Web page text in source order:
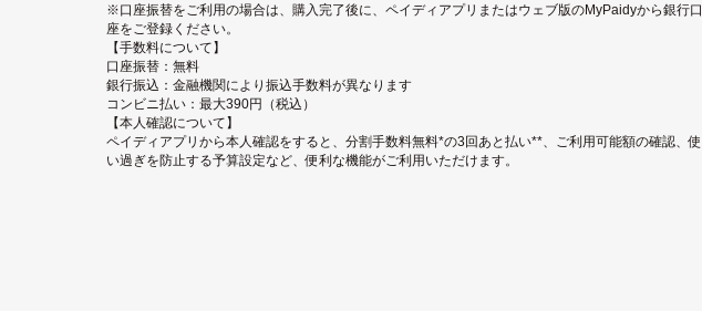
※口座振替をご利用の場合は、購入完了後に、ペイディアプリまたはウェブ版のMyPaidyから銀行口
座をご登録ください。
【手数料について】
口座振替：無料
銀行振込：金融機関により振込手数料が異なります
コンビニ払い：最大390円（税込）
【本人確認について】
ペイディアプリから本人確認をすると、分割手数料無料*の3回あと払い**、ご利用可能額の確認、使
い過ぎを防止する予算設定など、便利な機能がご利用いただけます。